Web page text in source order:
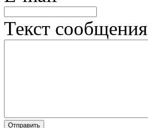
Текст сообщения